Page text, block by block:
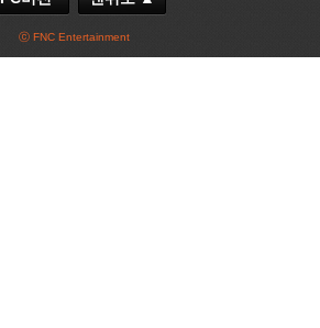
ⓒ FNC Entertainment